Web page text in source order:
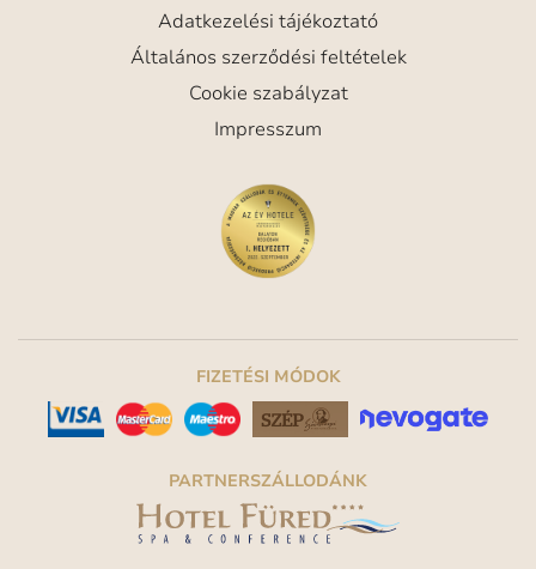
Adatkezelési tájékoztató
Általános szerződési feltételek
Cookie szabályzat
Impresszum
FIZETÉSI MÓDOK
PARTNERSZÁLLODÁNK